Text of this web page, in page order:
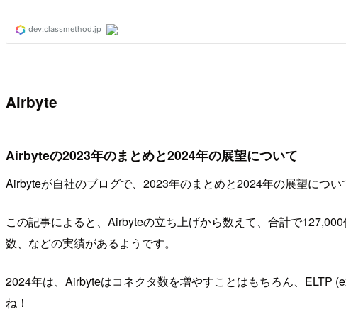
Airbyte
Airbyteの2023年のまとめと2024年の展望について
Airbyteが自社のブログで、2023年のまとめと2024年の展望につい
この記事によると、Airbyteの立ち上げから数えて、合計で
数、などの実績があるようです。
2024年は、Airbyteはコネクタ数を増やすことはもちろん、ELTP
ね！